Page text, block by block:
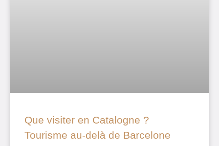
Que visiter en Catalogne ?
Tourisme au-delà de Barcelone